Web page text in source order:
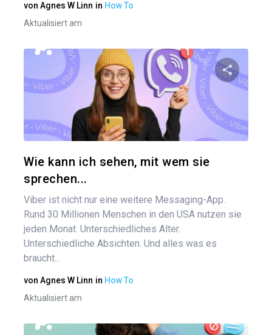
von Agnes W Linn in How To
Aktualisiert am
Wie kann ich sehen, mit wem sie
sprechen...
Viber ist nicht nur eine weitere Messaging-App.
Rund 30 Millionen Menschen in den USA nutzen sie
jeden Monat. Unterschiedliches Alter.
Unterschiedliche Absichten. Und alles was es
braucht...
von Agnes W Linn in How To
Aktualisiert am